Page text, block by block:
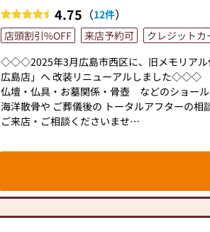
4.75 （12件）
店頭割引%OFF 来店予約可 クレジットカ
◇◇◇2025年3月広島市西区に、旧メモリアル
広島店」へ 改装リニューアルしました◇◇◇
仏壇・仏具・お墓関係・骨壺 などのショー
海洋散骨や ご葬儀後の トータルアフターの相
ご来店・ご相談くださいませ
お客様から「ここに来てよかった」、「店員
広仏 広島店のスタッフは、「お客様の気持ち